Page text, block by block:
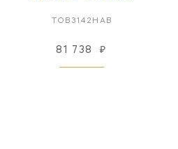
TOB3142HAB
81 738 ₽